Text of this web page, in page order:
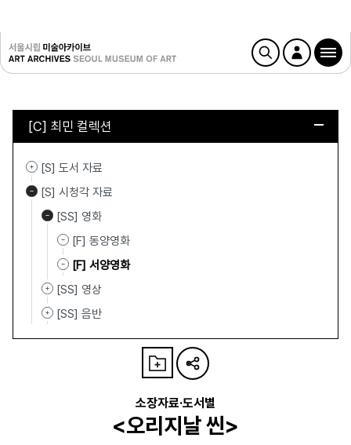
[C] 최민 컬렉션
[S] 도서 자료
[S] 시청각 자료
[SS] 영화
[F] 동양영화
[F] 서양영화
[SS] 영상
[SS] 음반
소장자료·도서별
<오리지날 씬>